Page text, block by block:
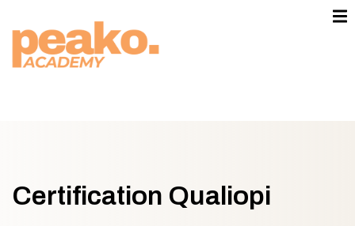
Certification Qualiopi